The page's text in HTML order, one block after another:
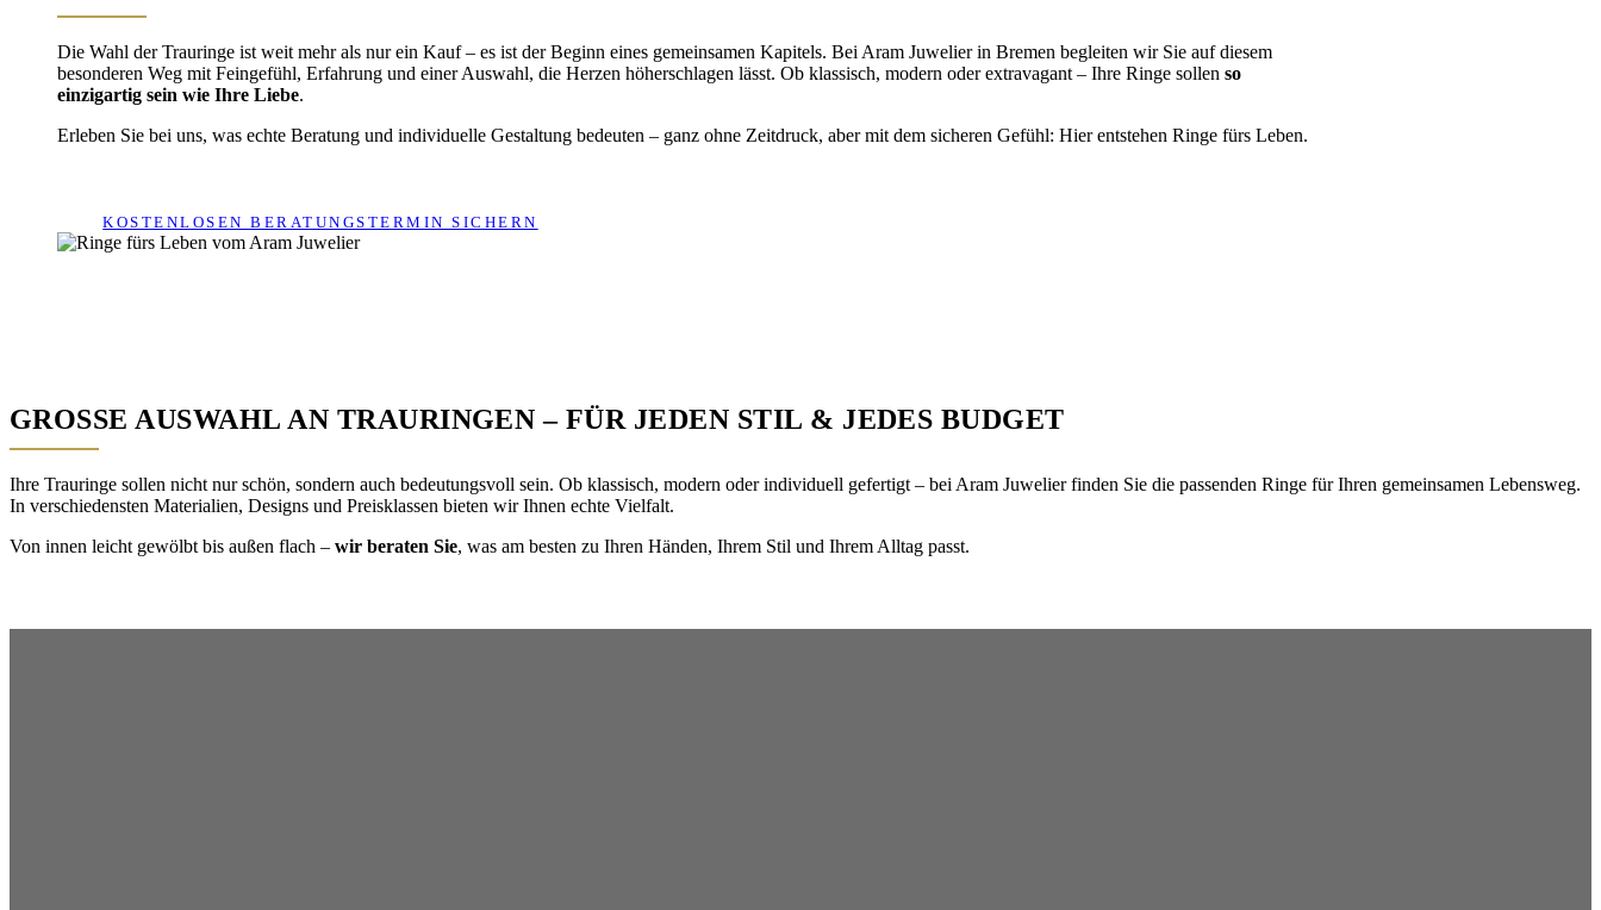
Die Wahl der Trauringe ist weit mehr als nur ein Kauf – es ist der Beginn eines gemeinsamen Kapitels. Bei Aram Juwelier in Bremen begleiten wir Sie auf diesem
besonderen Weg mit Feingefühl, Erfahrung und einer Auswahl, die Herzen höherschlagen lässt. Ob klassisch, modern oder extravagant – Ihre Ringe sollen so
einzigartig sein wie Ihre Liebe.
Erleben Sie bei uns, was echte Beratung und individuelle Gestaltung bedeuten – ganz ohne Zeitdruck, aber mit dem sicheren Gefühl: Hier entstehen Ringe fürs Leben.
KOSTENLOSEN BERATUNGSTERMIN SICHERN
GROSSE AUSWAHL AN TRAURINGEN – FÜR JEDEN STIL & JEDES BUDGET
Ihre Trauringe sollen nicht nur schön, sondern auch bedeutungsvoll sein. Ob klassisch, modern oder individuell gefertigt – bei Aram Juwelier finden Sie die passenden Ringe für Ihren gemeinsamen Lebensweg.
In verschiedensten Materialien, Designs und Preisklassen bieten wir Ihnen echte Vielfalt.
Von innen leicht gewölbt bis außen flach – wir beraten Sie, was am besten zu Ihren Händen, Ihrem Stil und Ihrem Alltag passt.